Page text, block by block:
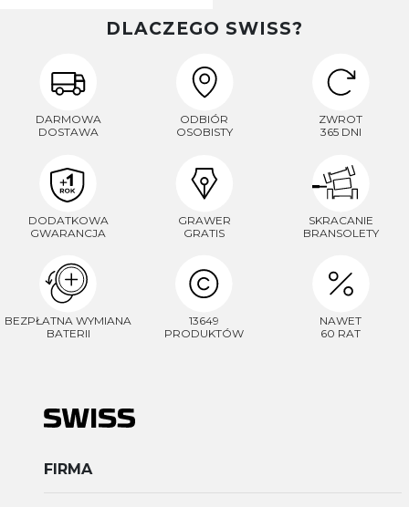
DLACZEGO SWISS?
DARMOWA
DOSTAWA
ODBIÓR
OSOBISTY
ZWROT
365 DNI
DODATKOWA
GWARANCJA
GRAWER
GRATIS
SKRACANIE
BRANSOLETY
BEZPŁATNA WYMIANA
BATERII
13649
PRODUKTÓW
NAWET
60 RAT
FIRMA